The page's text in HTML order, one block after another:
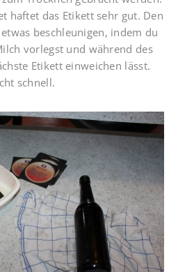
haftet das Etikett sehr gut. Den
beschleunigen, indem du
vorlegst und während des
Etikett einweichen lässt.
schnell.